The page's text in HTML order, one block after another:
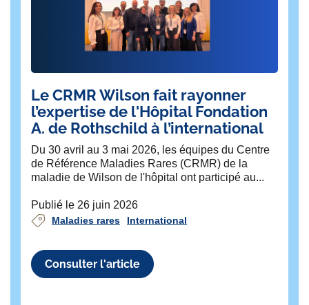
Le CRMR Wilson fait rayonner
l’expertise de l'Hôpital Fondation
A. de Rothschild à l’international
Du 30 avril au 3 mai 2026, les équipes du Centre
de Référence Maladies Rares (CRMR) de la
maladie de Wilson de l'hôpital ont participé au...
Publié le 26 juin 2026
Maladies rares International
Consulter l'article